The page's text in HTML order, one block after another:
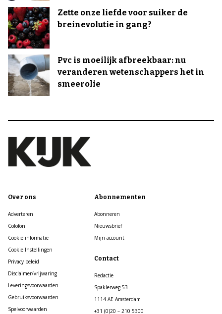
Zette onze liefde voor suiker de
breinevolutie in gang?
Pvc is moeilijk afbreekbaar: nu
veranderen wetenschappers het in
smeerolie
Over ons
Adverteren
Colofon
Cookie informatie
Cookie Instellingen
Privacy beleid
Disclaimer/vrijwaring
Leveringsvoorwaarden
Gebruiksvoorwaarden
Spelvoorwaarden
Abonnementen
Abonneren
Nieuwsbrief
Mijn account
Contact
Redactie
Spaklerweg 53
1114 AE Amsterdam
+31 (0)20 – 210 5300